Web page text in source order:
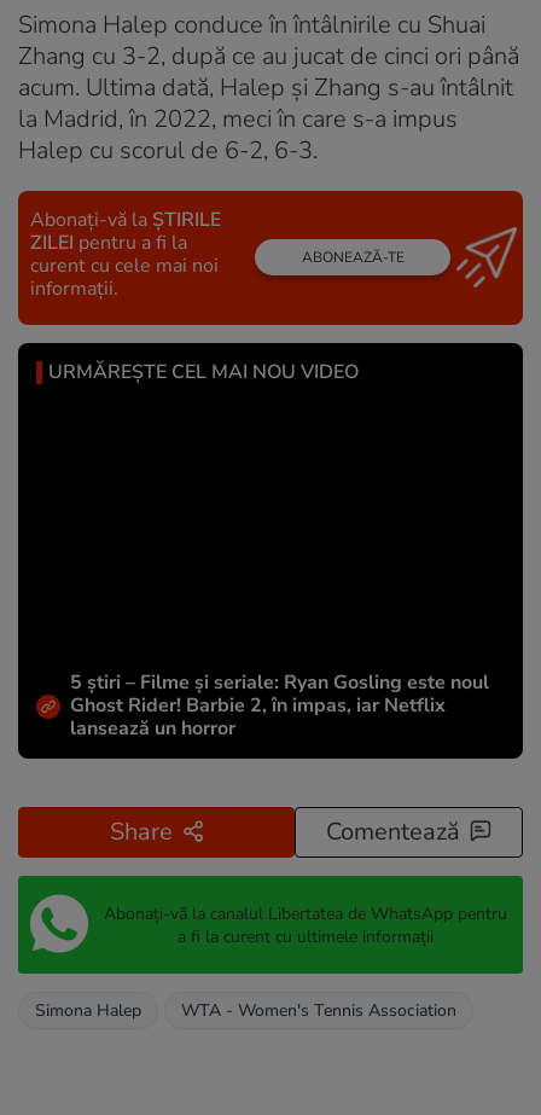
Simona Halep conduce în întâlnirile cu Shuai
Zhang cu 3-2, după ce au jucat de cinci ori până
acum. Ultima dată, Halep şi Zhang s-au întâlnit
la Madrid, în 2022, meci în care s-a impus
Halep cu scorul de 6-2, 6-3.
Abonați-vă la ȘTIRILE
ZILEI pentru a fi la
curent cu cele mai noi
informații.
ABONEAZĂ-TE
URMĂREȘTE CEL MAI NOU VIDEO
5 știri – Filme și seriale: Ryan Gosling este noul
Ghost Rider! Barbie 2, în impas, iar Netflix
lansează un horror
Share Comentează
Abonați-vă la canalul Libertatea de WhatsApp pentru
a fi la curent cu ultimele informații
Simona Halep WTA - Women's Tennis Association